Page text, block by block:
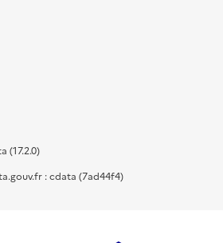
(17.2.0)
: cdata (7ad44f4)